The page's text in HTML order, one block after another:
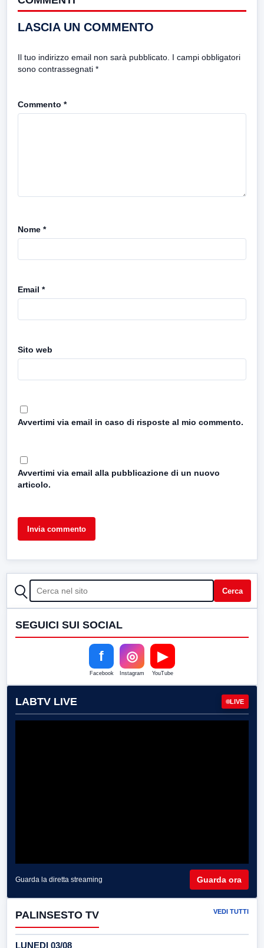
LASCIA UN COMMENTO
Il tuo indirizzo email non sarà pubblicato. I campi obbligatori
sono contrassegnati *
Commento *
Nome *
Email *
Sito web
Avvertimi via email in caso di risposte al mio commento.
Avvertimi via email alla pubblicazione di un nuovo
articolo.
CERCA Cerca
SEGUICI SUI SOCIAL
f
Facebook
◎
Instagram
▶
YouTube
LABTV LIVE LIVE
Guarda la diretta streaming Guarda ora
PALINSESTO TV VEDI TUTTI
LUNEDI 03/08